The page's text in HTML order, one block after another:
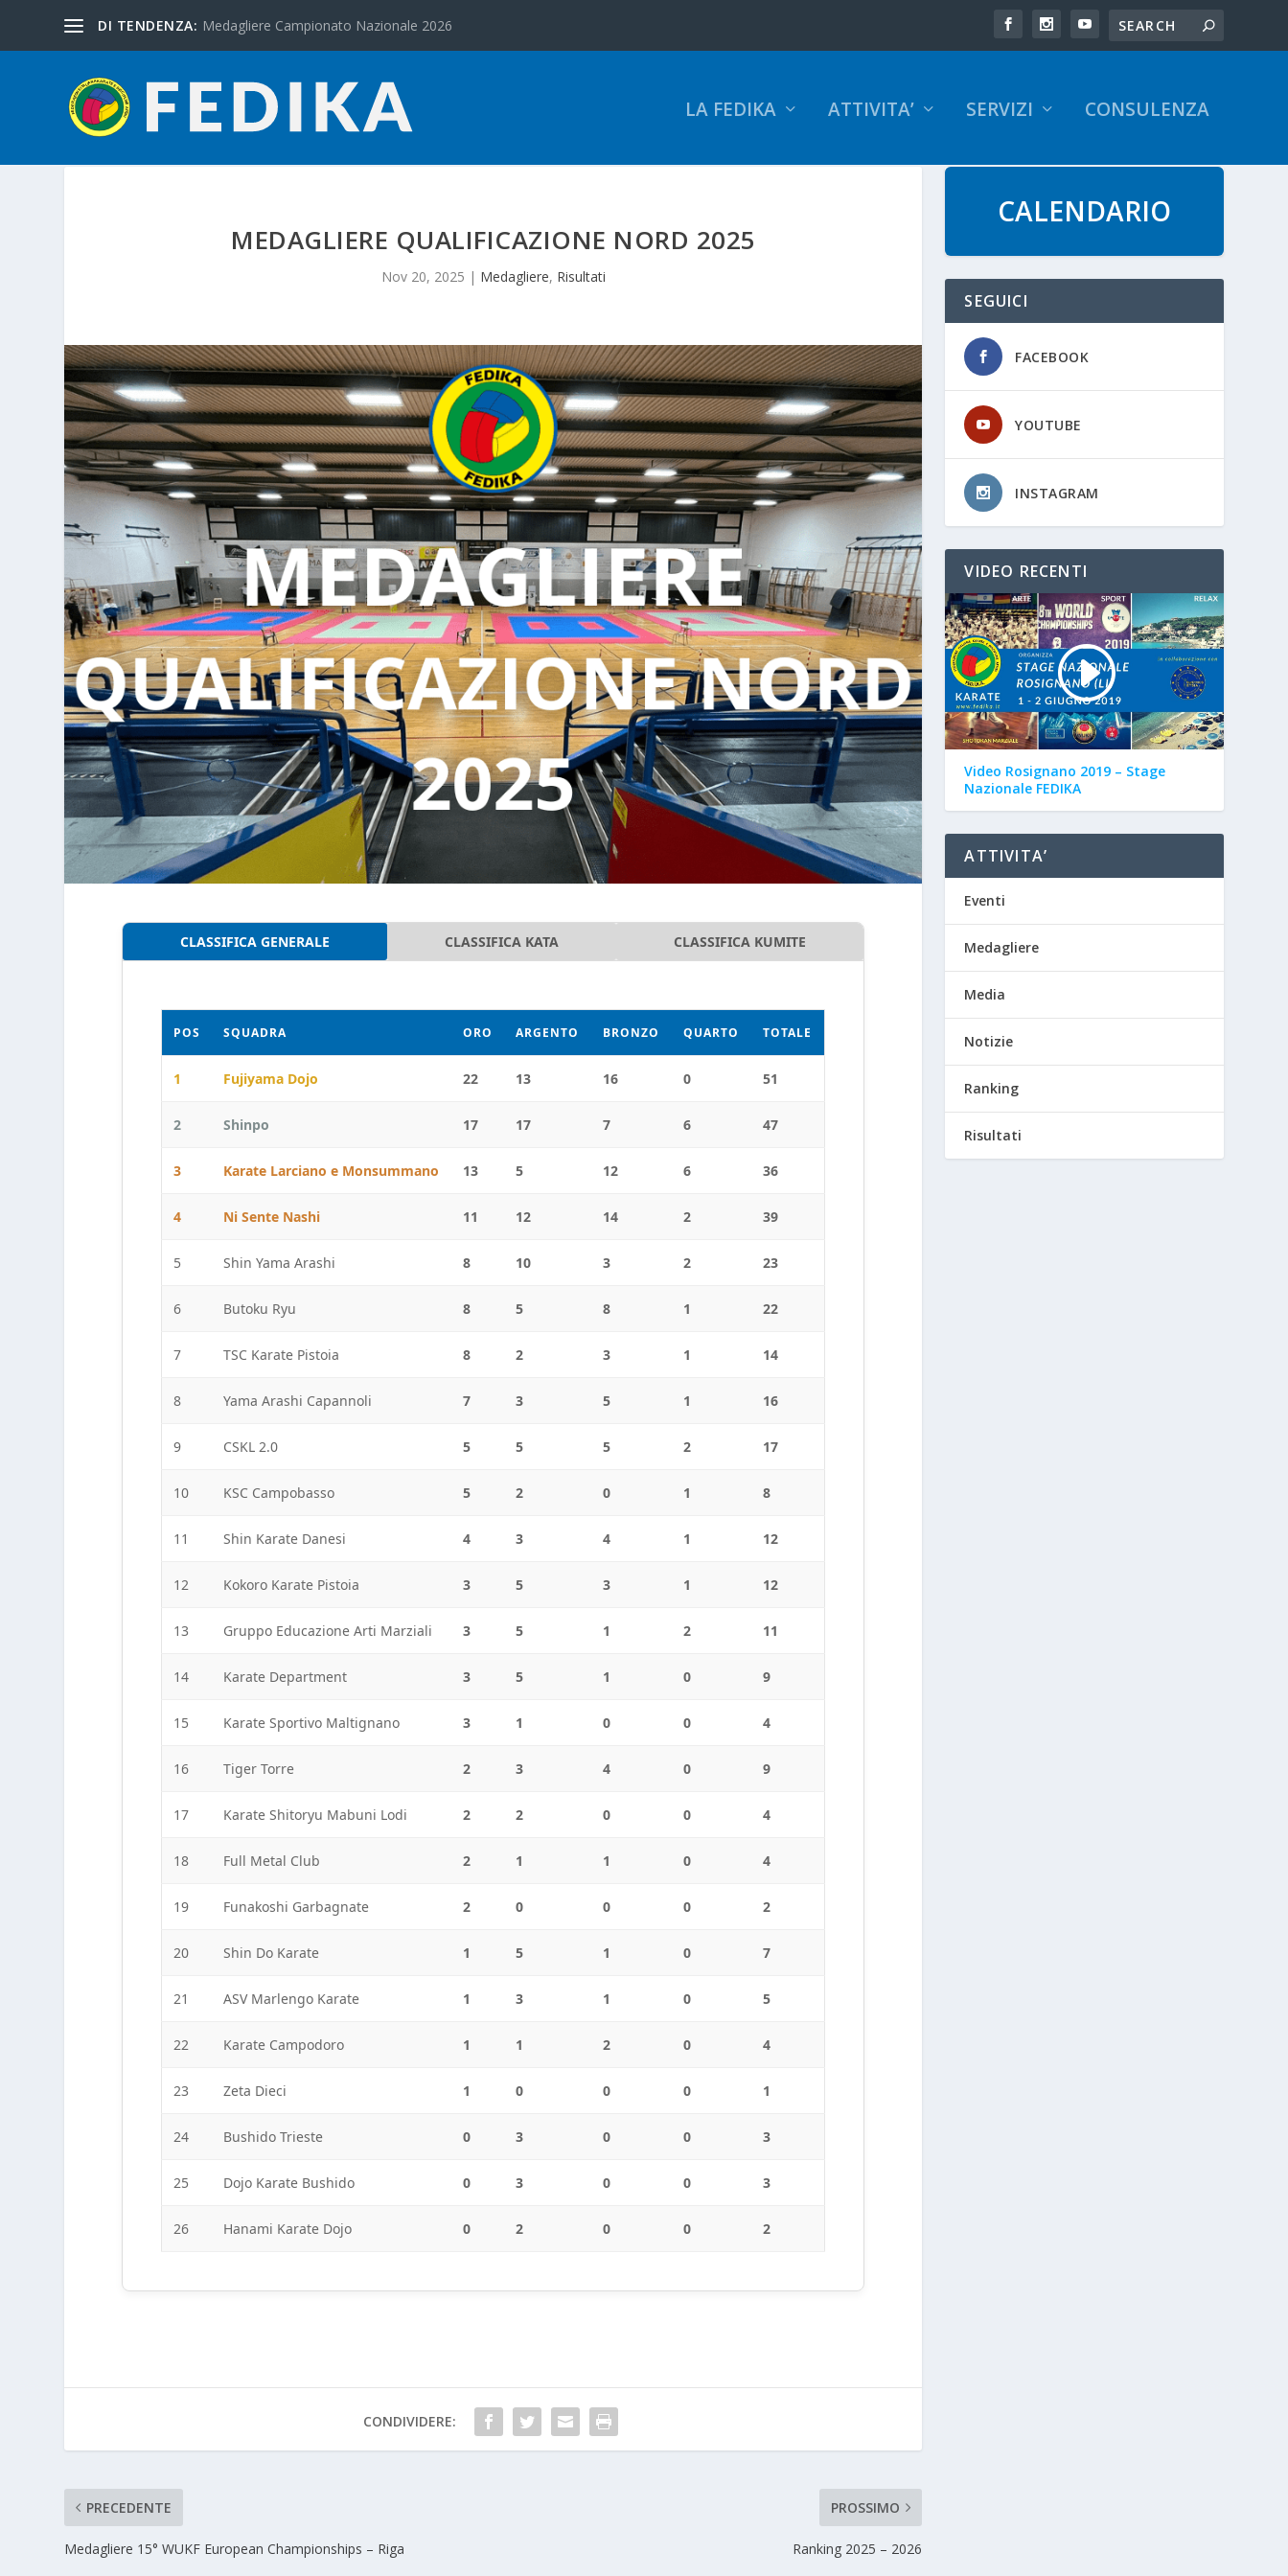
DI TENDENZA: Medagliere Campionato Nazionale 2026
LA FEDIKA ATTIVITA’ SERVIZI CONSULENZA
MEDAGLIERE QUALIFICAZIONE NORD 2025
Nov 20, 2025 | Medagliere, Risultati
CLASSIFICA GENERALE CLASSIFICA KATA CLASSIFICA KUMITE
POS SQUADRA ORO ARGENTO BRONZO QUARTO TOTALE
1 Fujiyama Dojo 22 13 16 0 51
2 Shinpo 17 17 7 6 47
3 Karate Larciano e Monsummano 13 5 12 6 36
4 Ni Sente Nashi 11 12 14 2 39
5 Shin Yama Arashi 8 10 3 2 23
6 Butoku Ryu 8 5 8 1 22
7 TSC Karate Pistoia 8 2 3 1 14
8 Yama Arashi Capannoli 7 3 5 1 16
9 CSKL 2.0 5 5 5 2 17
10 KSC Campobasso 5 2 0 1 8
11 Shin Karate Danesi 4 3 4 1 12
12 Kokoro Karate Pistoia 3 5 3 1 12
13 Gruppo Educazione Arti Marziali 3 5 1 2 11
14 Karate Department 3 5 1 0 9
15 Karate Sportivo Maltignano 3 1 0 0 4
16 Tiger Torre 2 3 4 0 9
17 Karate Shitoryu Mabuni Lodi 2 2 0 0 4
18 Full Metal Club 2 1 1 0 4
19 Funakoshi Garbagnate 2 0 0 0 2
20 Shin Do Karate 1 5 1 0 7
21 ASV Marlengo Karate 1 3 1 0 5
22 Karate Campodoro 1 1 2 0 4
23 Zeta Dieci 1 0 0 0 1
24 Bushido Trieste 0 3 0 0 3
25 Dojo Karate Bushido 0 3 0 0 3
26 Hanami Karate Dojo 0 2 0 0 2
CONDIVIDERE:
PRECEDENTE
Medagliere 15° WUKF European Championships – Riga
PROSSIMO
Ranking 2025 – 2026
CALENDARIO
SEGUICI
FACEBOOK
YOUTUBE
INSTAGRAM
VIDEO RECENTI
Video Rosignano 2019 – Stage
Nazionale FEDIKA
ATTIVITA’
Eventi
Medagliere
Media
Notizie
Ranking
Risultati